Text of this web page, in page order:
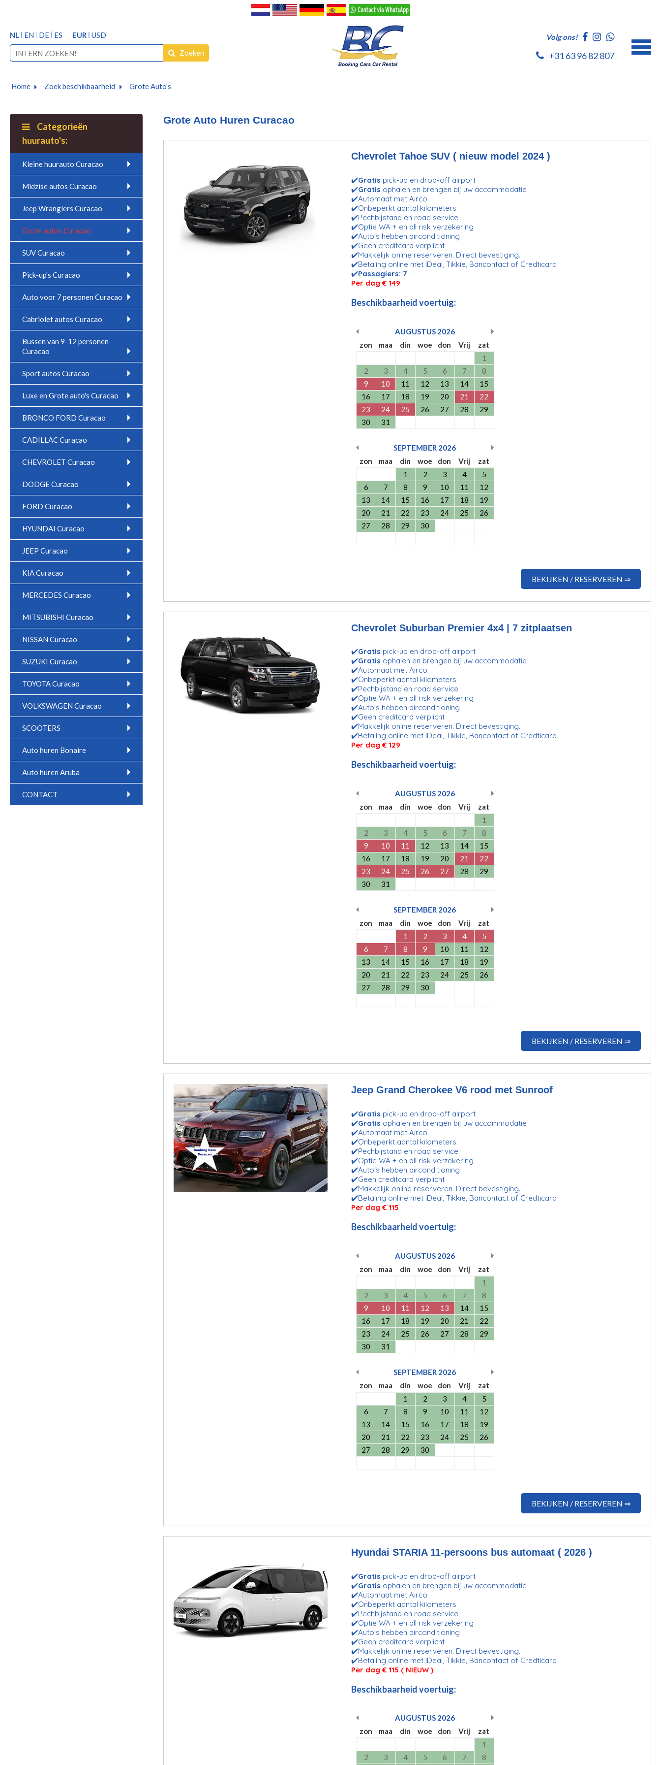
NL EN DE ES EUR USD
Zoeken
Volg ons!
+31 63 96 82 807
Home Zoek beschikbaarheid Grote Auto's
Categorieën
huurauto's:
Kleine huurauto Curacao
Midzise autos Curacao
Jeep Wranglers Curacao
Grote autos Curacao
SUV Curacao
Pick-up's Curacao
Auto voor 7 personen Curacao
Cabriolet autos Curacao
Bussen van 9-12 personen
Curacao
Sport autos Curacao
Luxe en Grote auto's Curacao
BRONCO FORD Curacao
CADILLAC Curacao
CHEVROLET Curacao
DODGE Curacao
FORD Curacao
HYUNDAI Curacao
JEEP Curacao
KIA Curacao
MERCEDES Curacao
MITSUBISHI Curacao
NISSAN Curacao
SUZUKI Curacao
TOYOTA Curacao
VOLKSWAGEN Curacao
SCOOTERS
Auto huren Bonaire
Auto huren Aruba
CONTACT
Grote Auto Huren Curacao
Chevrolet Tahoe SUV ( nieuw model 2024 )
✔️Gratis pick-up en drop-off airport
✔️Gratis ophalen en brengen bij uw accommodatie
✔️Automaat met Airco
✔️Onbeperkt aantal kilometers
✔️Pechbijstand en road service
✔️Optie WA + en all risk verzekering
✔️Auto's hebben airconditioning
✔️Geen creditcard verplicht
✔️Makkelijk online reserveren. Direct bevestiging.
✔️Betaling online met iDeal, Tikkie, Bancontact of Credticard
✔️Passagiers: 7
Per dag € 149
BEKIJKEN / RESERVEREN ⇒
Beschikbaarheid voertuig:
AUGUSTUS 2026
zon
maa din woe don Vrij
zat
1
2
3 4 5 6 7
8
9
10 11 12 13 14
15
16
17 18 19 20 21
22
23
24 25 26 27 28
29
30
31
SEPTEMBER 2026
zon
maa din woe don Vrij
zat
1
2 3 4
5
6
7 8 9 10 11
12
13
14 15 16 17 18
19
20
21 22 23 24 25
26
27
28 29 30
Chevrolet Suburban Premier 4x4 | 7 zitplaatsen
✔️Gratis pick-up en drop-off airport
✔️Gratis ophalen en brengen bij uw accommodatie
✔️Automaat met Airco
✔️Onbeperkt aantal kilometers
✔️Pechbijstand en road service
✔️Optie WA + en all risk verzekering
✔️Auto's hebben airconditioning
✔️Geen creditcard verplicht
✔️Makkelijk online reserveren. Direct bevestiging.
✔️Betaling online met iDeal, Tikkie, Bancontact of Credticard
Per dag € 129
BEKIJKEN / RESERVEREN ⇒
Beschikbaarheid voertuig:
AUGUSTUS 2026
zon
maa din woe don Vrij
zat
1
2
3 4 5 6 7
8
9
10 11 12 13 14
15
16
17 18 19 20 21
22
23
24 25 26 27 28
29
30
31
SEPTEMBER 2026
zon
maa din woe don Vrij
zat
1
2 3 4
5
6
7 8 9 10 11
12
13
14 15 16 17 18
19
20
21 22 23 24 25
26
27
28 29 30
Jeep Grand Cherokee V6 rood met Sunroof
✔️Gratis pick-up en drop-off airport
✔️Gratis ophalen en brengen bij uw accommodatie
✔️Automaat met Airco
✔️Onbeperkt aantal kilometers
✔️Pechbijstand en road service
✔️Optie WA + en all risk verzekering
✔️Auto's hebben airconditioning
✔️Geen creditcard verplicht
✔️Makkelijk online reserveren. Direct bevestiging.
✔️Betaling online met iDeal, Tikkie, Bancontact of Credticard
Per dag € 115
BEKIJKEN / RESERVEREN ⇒
Beschikbaarheid voertuig:
AUGUSTUS 2026
zon
maa din woe don Vrij
zat
1
2
3 4 5 6 7
8
9
10 11 12 13 14
15
16
17 18 19 20 21
22
23
24 25 26 27 28
29
30
31
SEPTEMBER 2026
zon
maa din woe don Vrij
zat
1
2 3 4
5
6
7 8 9 10 11
12
13
14 15 16 17 18
19
20
21 22 23 24 25
26
27
28 29 30
Hyundai STARIA 11-persoons bus automaat ( 2026 )
✔️Gratis pick-up en drop-off airport
✔️Gratis ophalen en brengen bij uw accommodatie
✔️Automaat met Airco
✔️Onbeperkt aantal kilometers
✔️Pechbijstand en road service
✔️Optie WA + en all risk verzekering
✔️Auto's hebben airconditioning
✔️Geen creditcard verplicht
✔️Makkelijk online reserveren. Direct bevestiging.
✔️Betaling online met iDeal, Tikkie, Bancontact of Credticard
Per dag € 115 ( NIEUW )
Beschikbaarheid voertuig:
AUGUSTUS 2026
zon
maa din woe don Vrij
zat
1
2
3 4 5 6 7 8